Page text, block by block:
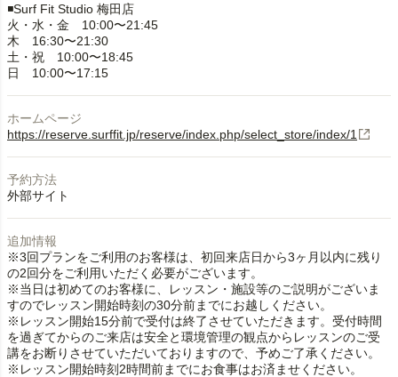
◾️Surf Fit Studio 梅田店
火・水・金 10:00〜21:45
木 16:30〜21:30
土・祝 10:00〜18:45
日 10:00〜17:15
ホームページ
https://reserve.surffit.jp/reserve/index.php/select_store/index/1
予約方法
外部サイト
追加情報
※3回プランをご利用のお客様は、初回来店日から3ヶ月以内に残り
の2回分をご利用いただく必要がございます。
※当日は初めてのお客様に、レッスン・施設等のご説明がございま
すのでレッスン開始時刻の30分前までにお越しください。
※レッスン開始15分前で受付は終了させていただきます。受付時間
を過ぎてからのご来店は安全と環境管理の観点からレッスンのご受
講をお断りさせていただいておりますので、予めご了承ください。
※レッスン開始時刻2時間前までにお食事はお済ませください。